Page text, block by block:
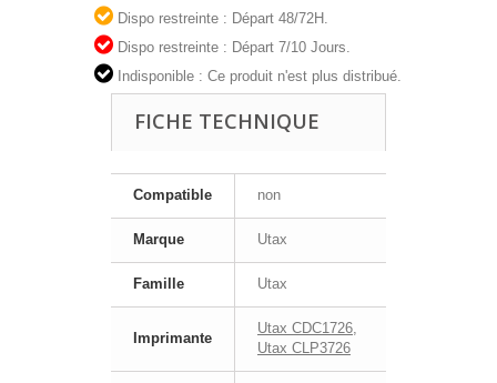
Dispo restreinte : Départ 48/72H.
Dispo restreinte : Départ 7/10 Jours.
Indisponible : Ce produit n'est plus distribué.
FICHE TECHNIQUE
Compatible non
Marque Utax
Famille Utax
Imprimante
Utax CDC1726,
Utax CLP3726